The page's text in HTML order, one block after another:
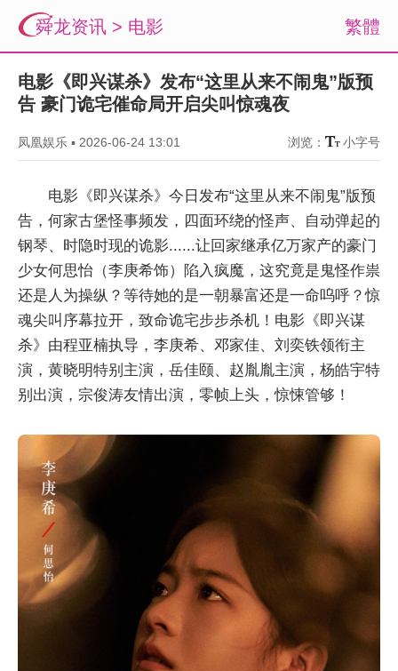
繁體
舜龙资讯 > 电影
电影《即兴谋杀》发布“这里从来不闹鬼”版预
告 豪门诡宅催命局开启尖叫惊魂夜
凤凰娱乐 ▪ 2026-06-24 13:01 浏览： 小字号
电影《即兴谋杀》今日发布“这里从来不闹鬼”版预
告，何家古堡怪事频发，四面环绕的怪声、自动弹起的
钢琴、时隐时现的诡影......让回家继承亿万家产的豪门
少女何思怡（李庚希饰）陷入疯魔，这究竟是鬼怪作祟
还是人为操纵？等待她的是一朝暴富还是一命呜呼？惊
魂尖叫序幕拉开，致命诡宅步步杀机！电影《即兴谋
杀》由程亚楠执导，李庚希、邓家佳、刘奕铁领衔主
演，黄晓明特别主演，岳佳颐、赵胤胤主演，杨皓宇特
别出演，宗俊涛友情出演，零帧上头，惊悚管够！